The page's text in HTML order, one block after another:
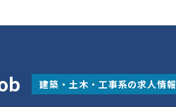
建築・土木・工事系の求人情報